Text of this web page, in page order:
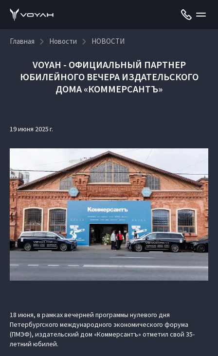
Главная Новости НОВОСТИ
VOYAH - ОФИЦИАЛЬНЫЙ ПАРТНЕР
ЮБИЛЕЙНОГО ВЕЧЕРА ИЗДАТЕЛЬСКОГО
ДОМА «КОММЕРСАНТЪ»
19 июня 2025 г.
18 июня, в рамках вечерней программы нулевого дня
Петербургского международного экономического форума
(ПМЭФ), издательский дом «Коммерсантъ» отметил свой 35-
летний юбилей.